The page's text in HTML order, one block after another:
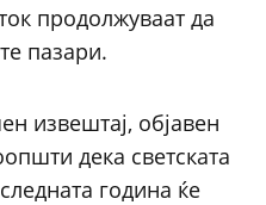
продолжуваат да
пазари.
извештај, објавен
дека светската
година ќе